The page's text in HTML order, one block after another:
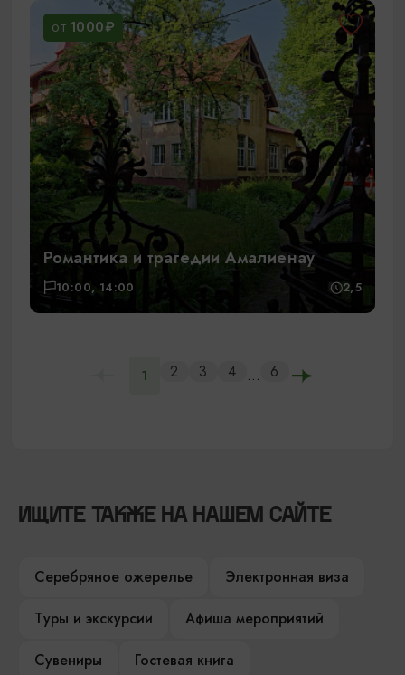
ОТ 1000₽
Романтика и трагедии Амалиенау
10:00, 14:00 2,5
1 2 3 4 ... 6
ИЩИТЕ ТАКЖЕ НА НАШЕМ САЙТЕ
Серебряное ожерелье
Электронная виза
Туры и экскурсии
Афиша мероприятий
Сувениры
Гостевая книга